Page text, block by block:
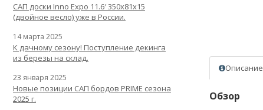
Описание
Обзор
САП доски Inno Expo 11.6′ 350x81x15
(двойное весло) уже в России.
14 марта 2025
К дачному сезону! Поступление декинга
из березы на склад.
23 января 2025
Новые позиции САП бордов PRIME сезона
2025 г.